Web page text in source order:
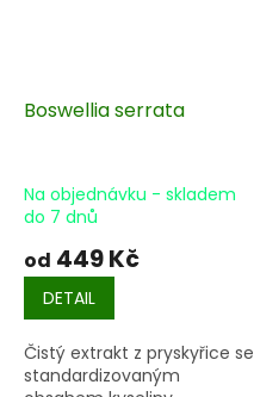
Boswellia serrata
Na objednávku - skladem
do 7 dnů
od 449 Kč
DETAIL
Čistý extrakt z pryskyřice se
standardizovaným